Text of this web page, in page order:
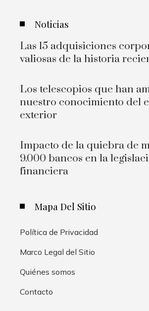
Noticias
Las 15 adquisiciones
valiosas de la historia
Los telescopios que han
nuestro conocimiento del
exterior
Impacto de la quiebra de
9.000 bancos en la
financiera
Mapa Del Sitio
Política de Privacidad
Marco Legal del Sitio
Quiénes somos
Contacto